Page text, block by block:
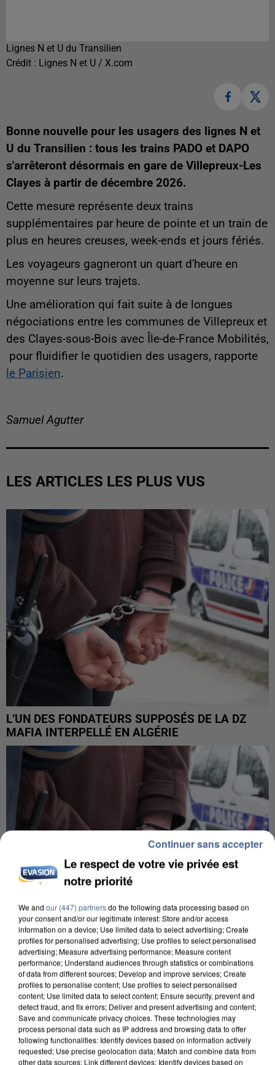
Lignes N et U du Transilien
Crédit : Lignes N et U / X.com
Bonne nouvelle pour les usagers des lignes N et
U du Transilien : tous les trains PADO et DAPO
s'arrêteront désormais en gare de Villepreux-Les
Clayes à partir de décembre 2026.
Cette mesure représente deux trains
supplémentaires par heure de pointe et un train de
plus en heures creuses, week-ends et jours fériés.
Les voyageurs gagneront un quart d'heure en
moyenne sur leurs trajets.
Une amélioration qui fait suite à de longues
négociations entre les communes de Villepreux et
des Clayes-sous-Bois avec Île-de-France Mobilités,
pour fluidifier le quotidien des usagers, rapporte
le Parisien.
Samuel Agutter
LES ARTICLES LES PLUS VUS
L’UN DES FONDATEURS SUPPOSÉS DE LA DZ
MAFIA INTERPELLÉ EN ALGÉRIE
UN SECOND CADRE DE LA DZ MAFIA
INTERPELLÉ EN ALGÉRIE
Le respect de votre vie privée est
notre priorité
We and our (447) partnersdo the following data processing based on
your consent and/or our legitimate interest: Store and/or access
information on a device; Use limited data to select advertising; Create
profiles for personalised advertising; Use profiles to select personalised
advertising; Measure advertising performance; Measure content
performance; Understand audiences through statistics or combinations
of data from different sources; Develop and improve services; Create
profiles to personalise content; Use profiles to select personalised
content; Use limited data to select content; Ensure security, prevent and
detect fraud, and fix errors; Deliver and present advertising and content;
Save and communicate privacy choices. These technologies may
process personal data such as IP address and browsing data to offer
following functionalities: Identify devices based on information actively
requested; Use precise geolocation data; Match and combine data from
other data sources; Link different devices; Identify devices based on
Continuer sans accepter